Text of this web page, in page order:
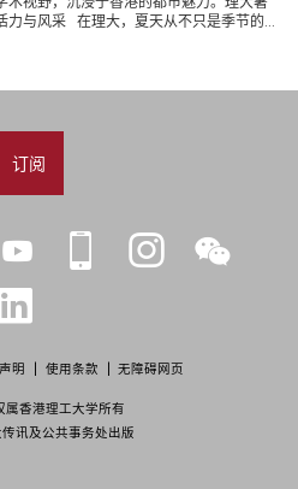
力与风采 在理大，夏天从不只是季节的...
明 使用条款 无障碍网页
属香港理工大学所有
讯及公共事务处出版
订阅
YouTube iPolyU Instagram微